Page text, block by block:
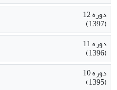
دوره 12
(1397)
دوره 11
(1396)
دوره 10
(1395)